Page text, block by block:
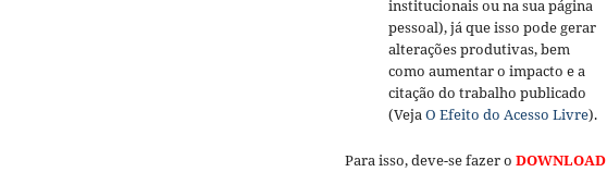
institucionais ou na sua página
pessoal), já que isso pode gerar
alterações produtivas, bem
como aumentar o impacto e a
citação do trabalho publicado
(VejaO Efeito do Acesso Livre).
Para isso, deve-se fazer o DOWNLOAD